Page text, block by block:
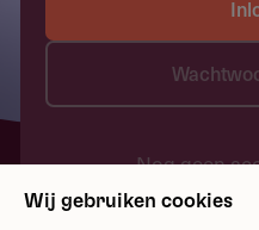
Nog geen
Wij gebruiken cookies